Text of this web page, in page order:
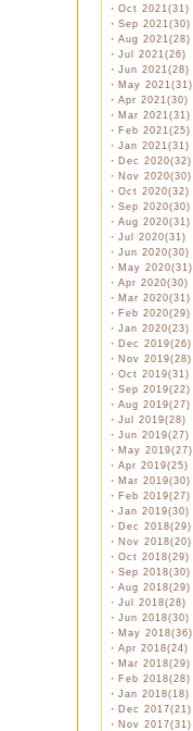
・ Oct 2021(31)
・ Sep 2021(30)
・ Aug 2021(28)
・ Jul 2021(26)
・ Jun 2021(28)
・ May 2021(31)
・ Apr 2021(30)
・ Mar 2021(31)
・ Feb 2021(25)
・ Jan 2021(31)
・ Dec 2020(32)
・ Nov 2020(30)
・ Oct 2020(32)
・ Sep 2020(30)
・ Aug 2020(31)
・ Jul 2020(31)
・ Jun 2020(30)
・ May 2020(31)
・ Apr 2020(30)
・ Mar 2020(31)
・ Feb 2020(29)
・ Jan 2020(23)
・ Dec 2019(26)
・ Nov 2019(28)
・ Oct 2019(31)
・ Sep 2019(22)
・ Aug 2019(27)
・ Jul 2019(28)
・ Jun 2019(27)
・ May 2019(27)
・ Apr 2019(25)
・ Mar 2019(30)
・ Feb 2019(27)
・ Jan 2019(30)
・ Dec 2018(29)
・ Nov 2018(20)
・ Oct 2018(29)
・ Sep 2018(30)
・ Aug 2018(29)
・ Jul 2018(28)
・ Jun 2018(30)
・ May 2018(36)
・ Apr 2018(24)
・ Mar 2018(29)
・ Feb 2018(28)
・ Jan 2018(18)
・ Dec 2017(21)
・ Nov 2017(31)